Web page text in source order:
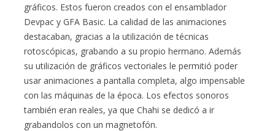
gráficos. Estos fueron creados con el ensamblador
Devpac y GFA Basic. La calidad de las animaciones
destacaban, gracias a la utilización de técnicas
rotoscópicas, grabando a su propio hermano. Además
su utilización de gráficos vectoriales le permitió poder
usar animaciones a pantalla completa, algo impensable
con las máquinas de la época. Los efectos sonoros
también eran reales, ya que Chahi se dedicó a ir
grabandolos con un magnetofón.